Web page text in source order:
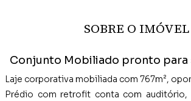
SOBRE O IMÓVEL
Conjunto Mobiliado pronto para
Laje corporativa mobiliada com 767m²,
Prédio com retrofit conta com auditório,